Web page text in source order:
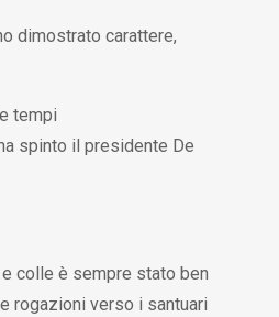
dimostrato carattere,
tempi
spinto il presidente De
colle è sempre stato ben
rogazioni verso i santuari